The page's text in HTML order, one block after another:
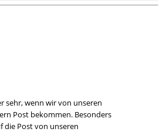
sehr, wenn wir von unseren
Post bekommen. Besonders
die Post von unseren